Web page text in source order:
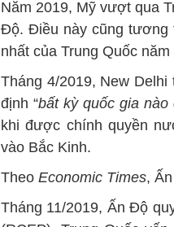
Năm 2019, Mỹ vượt qua
Độ. Điều này cũng tương
nhất của Trung Quốc năm
Tháng 4/2019, New
định “bất kỳ quốc gia
khi được chính quyền
vào Bắc Kinh.
Theo Economic Times,
Tháng 11/2019, Ấn Độ